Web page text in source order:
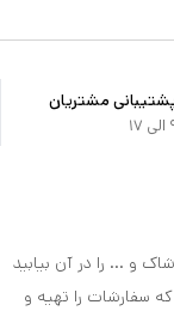
مشتریان
۱۷
و ... را در آن بیابید
که سفارشات را تهیه و